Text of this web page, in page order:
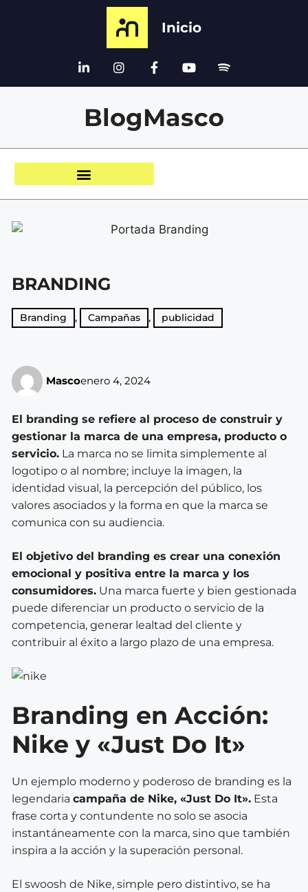
Inicio
BlogMasco
BRANDING
Branding , Campañas , publicidad
Mascoenero 4, 2024
El branding se refiere al proceso de construir y
gestionar la marca de una empresa, producto o
servicio. La marca no se limita simplemente al
logotipo o al nombre; incluye la imagen, la
identidad visual, la percepción del público, los
valores asociados y la forma en que la marca se
comunica con su audiencia.
El objetivo del branding es crear una conexión
emocional y positiva entre la marca y los
consumidores. Una marca fuerte y bien gestionada
puede diferenciar un producto o servicio de la
competencia, generar lealtad del cliente y
contribuir al éxito a largo plazo de una empresa.
Branding en Acción:
Nike y «Just Do It»
Un ejemplo moderno y poderoso de branding es la
legendaria campaña de Nike, «Just Do It». Esta
frase corta y contundente no solo se asocia
instantáneamente con la marca, sino que también
inspira a la acción y la superación personal.
El swoosh de Nike, simple pero distintivo, se ha